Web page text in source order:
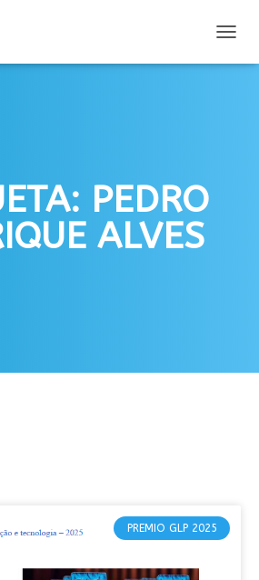
PEDRO
ALVES
PREMIO GLP 2025